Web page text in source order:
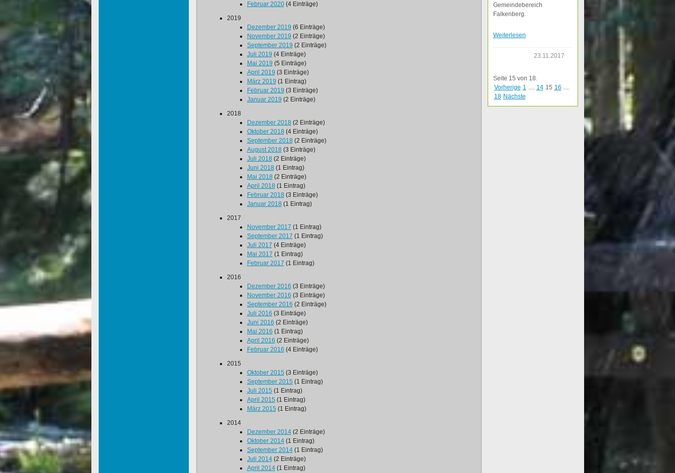
Februar 2020(4 Einträge)
2019
Dezember 2019 (6 Einträge)
November 2019 (2 Einträge)
September 2019 (2 Einträge)
Juli 2019 (4 Einträge)
Mai 2019 (5 Einträge)
April 2019 (3 Einträge)
März 2019 (1 Eintrag)
Februar 2019 (3 Einträge)
Januar 2019 (2 Einträge)
2018
Dezember 2018(2 Einträge)
Oktober 2018(4 Einträge)
September 2018(2 Einträge)
August 2018(3 Einträge)
Juli 2018(2 Einträge)
Juni 2018(1 Eintrag)
Mai 2018(2 Einträge)
April 2018(1 Eintrag)
Februar 2018(3 Einträge)
Januar 2018(1 Eintrag)
2017
November 2017 (1 Eintrag)
September 2017 (1 Eintrag)
Juli 2017 (4 Einträge)
Mai 2017 (1 Eintrag)
Februar 2017 (1 Eintrag)
2016
Dezember 2016 (3 Einträge)
November 2016 (3 Einträge)
September 2016 (2 Einträge)
Juli 2016 (3 Einträge)
Juni 2016 (2 Einträge)
Mai 2016 (1 Eintrag)
April 2016 (2 Einträge)
Februar 2016 (4 Einträge)
2015
Oktober 2015 (3 Einträge)
September 2015 (1 Eintrag)
Juli 2015 (1 Eintrag)
April 2015 (1 Eintrag)
März 2015 (1 Eintrag)
2014
Dezember 2014(2 Einträge)
Oktober 2014(1 Eintrag)
September 2014(1 Eintrag)
Juli 2014(2 Einträge)
April 2014(1 Eintrag)
Gemeindebereich
Falkenberg.
Weiterlesen
23.11.2017
Seite 15 von 18.
Vorherige 1 .... 14 15 16 ....
18 Nächste